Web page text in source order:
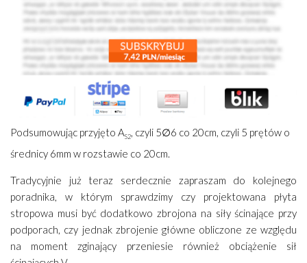
Podsumowując przyjęto AS2, czyli 5∅6 co 20cm, czyli 5 prętów o
średnicy 6mm w rozstawie co 20cm.
Tradycyjnie już teraz serdecznie zapraszam do kolejnego
poradnika, w którym sprawdzimy czy projektowana płyta
stropowa musi być dodatkowo zbrojona na siły ścinające przy
podporach, czy jednak zbrojenie główne obliczone ze względu
na moment zginający przeniesie również obciążenie sił